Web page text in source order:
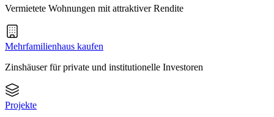
Vermietete Wohnungen mit attraktiver Rendite
Mehrfamilienhaus kaufen
Zinshäuser für private und institutionelle Investoren
Projekte